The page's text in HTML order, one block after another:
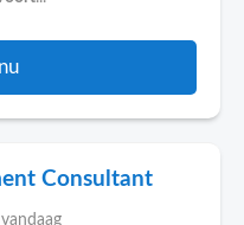
Consultant
vandaag